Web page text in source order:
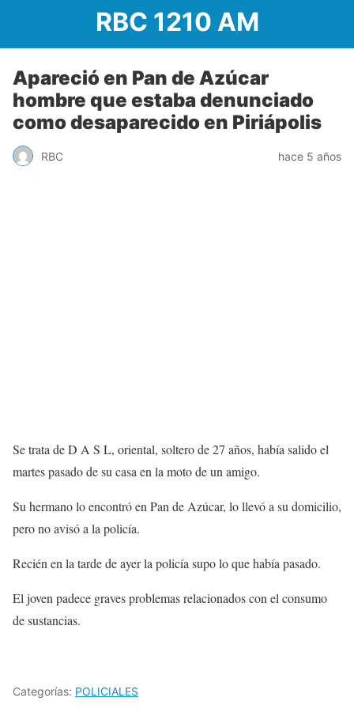
RBC 1210 AM
Apareció en Pan de Azúcar
hombre que estaba denunciado
como desaparecido en Piriápolis
RBC hace 5 años
Se trata de D A S L, oriental, soltero de 27 años, había salido el
martes pasado de su casa en la moto de un amigo.
Su hermano lo encontró en Pan de Azúcar, lo llevó a su domicilio,
pero no avisó a la policía.
Recién en la tarde de ayer la policía supo lo que había pasado.
El joven padece graves problemas relacionados con el consumo
de sustancias.
Categorías: POLICIALES